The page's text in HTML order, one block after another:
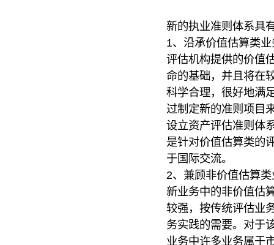
新的执业准则体系具
1、沿承价值估算类业
评估机构提供的价值
命的基础，并且将在
科学合理，很好地满
过制定新的准则项目
设立资产评估准则体
是针对价值估算类的
于国际交流。
2、兼顾非价值估算类
新业务中的非价值估
较强，按传统评估业
务实践的需要。对于
业务中许多业务属于